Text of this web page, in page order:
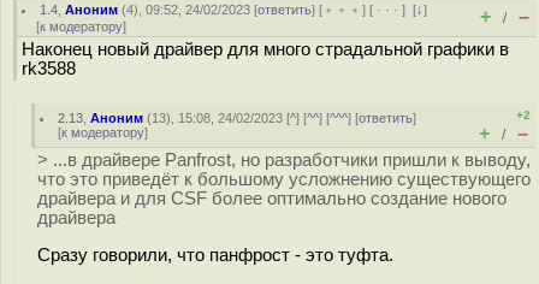
1.4 ,Аноним (4), 09:52, 24/02/2023 [ответить] [ ﹢﹢﹢] [ · · ·][↓]
[к модератору] + / –
Наконец новый драйвер для много страдальной графики в
rk3588
2.13 ,Аноним (13), 15:08, 24/02/2023 [^] [^^] [^^^] [ответить]
[к модератору]
+2
+ / –
> ...в драйвере Panfrost, но разработчики пришли к выводу,
что это приведёт к большому усложнению существующего
драйвера и для CSF более оптимально создание нового
драйвера
Сразу говорили, что панфрост - это туфта.